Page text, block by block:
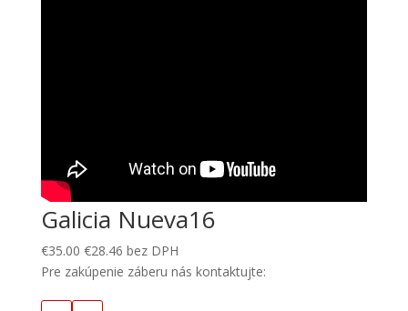
Galicia Nueva16
€35.00 €28.46 bez DPH
Pre zakúpenie záberu nás kontaktujte: